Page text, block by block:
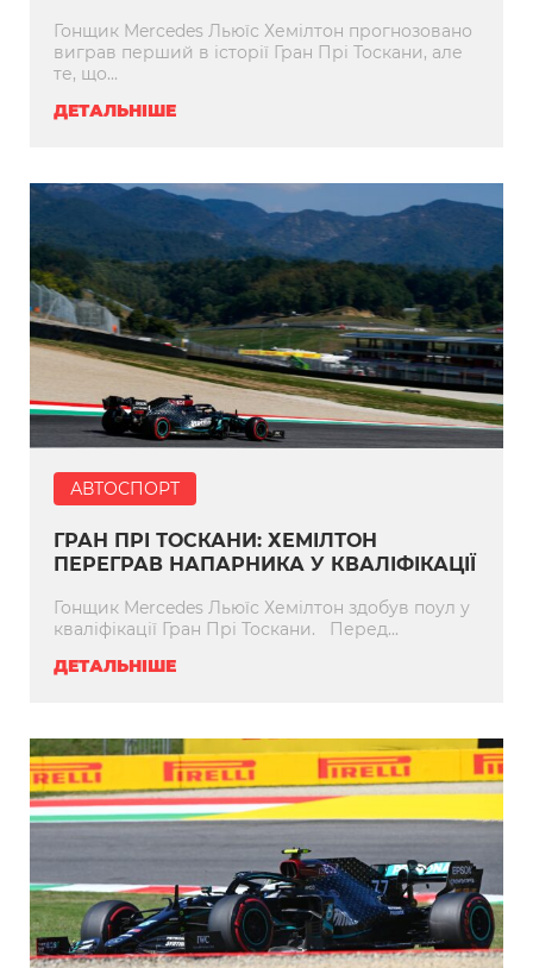
Гонщик Mercedes Льюїс Хемілтон прогнозовано
виграв перший в історії Гран Прі Тоскани, але
те, що...
ДЕТАЛЬНІШЕ
АВТОСПОРТ
ГРАН ПРІ ТОСКАНИ: ХЕМІЛТОН
ПЕРЕГРАВ НАПАРНИКА У КВАЛІФІКАЦІЇ
Гонщик Mercedes Льюїс Хемілтон здобув поул у
кваліфікації Гран Прі Тоскани. Перед...
ДЕТАЛЬНІШЕ